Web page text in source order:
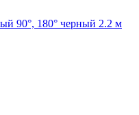
90°, 180° черный 2.2 м